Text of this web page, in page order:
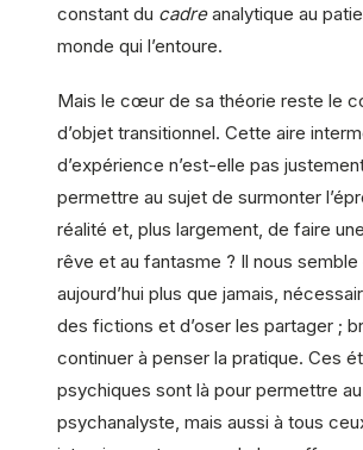
constant du cadreanalytique au
monde qui l’entoure.
Mais le cœur de sa théorie reste le
d’objet transitionnel. Cette aire
d’expérience n’est-elle pas
permettre au sujet de surmonter
réalité et, plus largement, de faire
rêve et au fantasme ? Il nous semble
aujourd’hui plus que jamais,
des fictions et d’oser les partager ;
continuer à penser la pratique. Ces
psychiques sont là pour permettre au
psychanalyste, mais aussi à tous